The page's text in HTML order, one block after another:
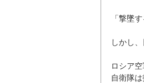
「撃墜
しかし
ロシア
自衛隊